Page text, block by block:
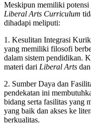
Meskipun memiliki potensi
Liberal Arts Curriculum
dihadapi meliputi:
1. Kesulitan Integrasi
yang memiliki filosofi
dalam sistem pendidikan.
materi dari Liberal Arts
2. Sumber Daya dan
pendekatan ini
bidang serta fasilitas yang
yang baik dan akses ke
berkualitas.